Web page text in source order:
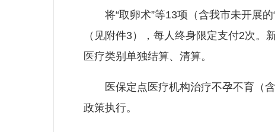
将“取卵术”等13项（含我市未开展的
（见附件3），每人终身限定支付2次。
医疗类别单独结算、清算。
医保定点医疗机构治疗不孕不育（含
政策执行。